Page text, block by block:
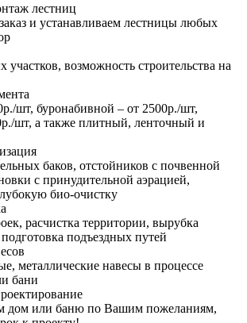
лестниц
и устанавливаем лестницы любых
возможность строительства на
шт, буронабивной – от 2500р./шт,
шт, а также плитный, ленточный и
баков, отстойников с почвенной
с принудительной аэрацией,
био-очистку
расчистка территории, вырубка
подъездных путей
металлические навесы в процессе
бани
дом или баню по Вашим пожеланиям,